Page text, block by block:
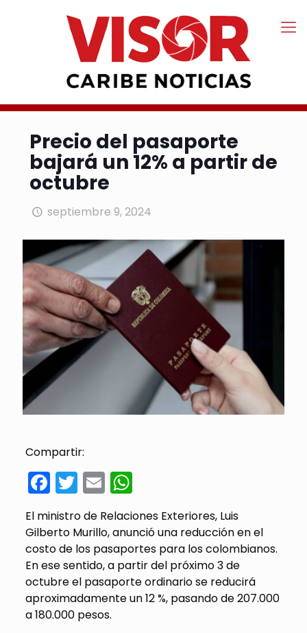
Precio del pasaporte
bajará un 12% a partir de
octubre
septiembre 9, 2024
Compartir:
Facebook
Twitter
EmailWhatsApp
El ministro de Relaciones Exteriores, Luis
Gilberto Murillo, anunció una reducción en el
costo de los pasaportes para los colombianos.
En ese sentido, a partir del próximo 3 de
octubre el pasaporte ordinario se reducirá
aproximadamente un 12 %, pasando de 207.000
a 180.000 pesos.